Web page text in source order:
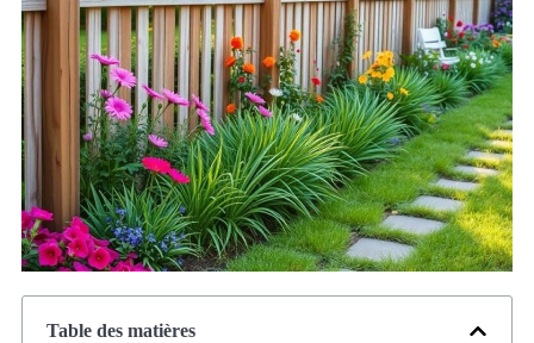
Table des matières